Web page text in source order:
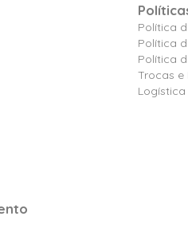
Política
Política
Política
Trocas e
Logística